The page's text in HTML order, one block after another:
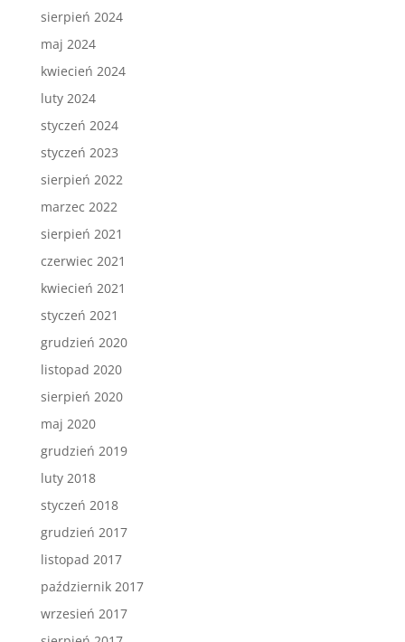
sierpień 2024
maj 2024
kwiecień 2024
luty 2024
styczeń 2024
styczeń 2023
sierpień 2022
marzec 2022
sierpień 2021
czerwiec 2021
kwiecień 2021
styczeń 2021
grudzień 2020
listopad 2020
sierpień 2020
maj 2020
grudzień 2019
luty 2018
styczeń 2018
grudzień 2017
listopad 2017
październik 2017
wrzesień 2017